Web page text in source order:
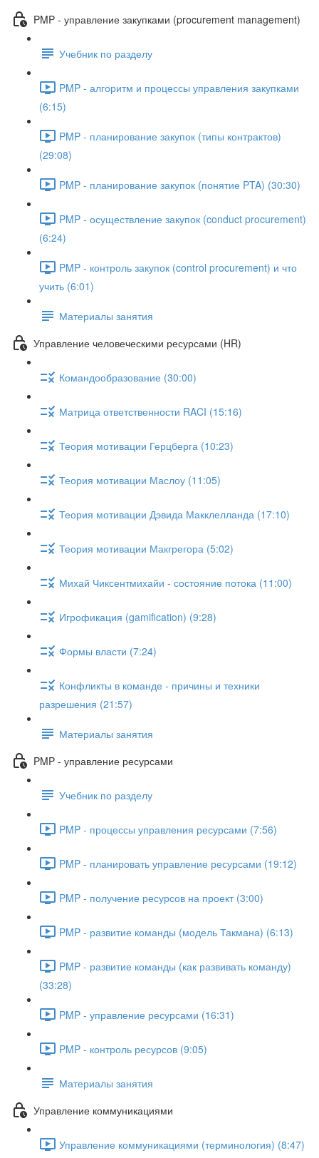
PMP - управление закупками (procurement management)
Учебник по разделу
PMP - алгоритм и процессы управления закупками
(6:15)
PMP - планирование закупок (типы контрактов)
(29:08)
PMP - планирование закупок (понятие PTA) (30:30)
PMP - осуществление закупок (conduct procurement)
(6:24)
PMP - контроль закупок (control procurement) и что
учить (6:01)
Материалы занятия
Управление человеческими ресурсами (HR)
Командообразование (30:00)
Матрица ответственности RACI (15:16)
Теория мотивации Герцберга (10:23)
Теория мотивации Маслоу (11:05)
Теория мотивации Дэвида Макклелланда (17:10)
Теория мотивации Макгрегора (5:02)
Михай Чиксентмихайи - состояние потока (11:00)
Игрофикация (gamification) (9:28)
Формы власти (7:24)
Конфликты в команде - причины и техники
разрешения (21:57)
Материалы занятия
PMP - управление ресурсами
Учебник по разделу
PMP - процессы управления ресурсами (7:56)
PMP - планировать управление ресурсами (19:12)
PMP - получение ресурсов на проект (3:00)
PMP - развитие команды (модель Такмана) (6:13)
PMP - развитие команды (как развивать команду)
(33:28)
PMP - управление ресурсами (16:31)
PMP - контроль ресурсов (9:05)
Материалы занятия
Управление коммуникациями
Управление коммуникациями (терминология) (8:47)